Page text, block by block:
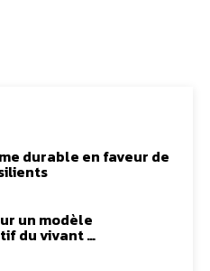
durable en faveur de
un modèle
du vivant …